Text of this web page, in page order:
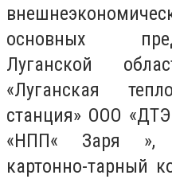
основных
Луганской
«Луганская
станция» ООО
«НПП« Заря »,
картонно-тарный